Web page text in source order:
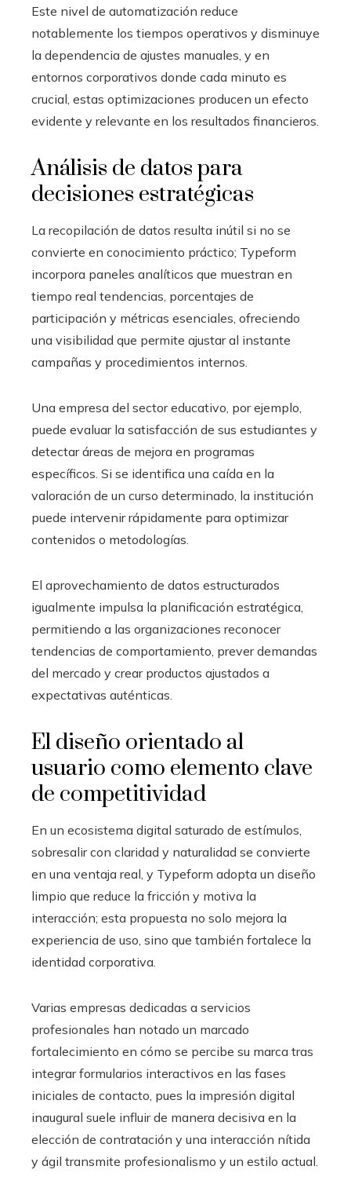
Este nivel de automatización reduce
notablemente los tiempos operativos y disminuye
la dependencia de ajustes manuales, y en
entornos corporativos donde cada minuto es
crucial, estas optimizaciones producen un efecto
evidente y relevante en los resultados financieros.
Análisis de datos para
decisiones estratégicas
La recopilación de datos resulta inútil si no se
convierte en conocimiento práctico; Typeform
incorpora paneles analíticos que muestran en
tiempo real tendencias, porcentajes de
participación y métricas esenciales, ofreciendo
una visibilidad que permite ajustar al instante
campañas y procedimientos internos.
Una empresa del sector educativo, por ejemplo,
puede evaluar la satisfacción de sus estudiantes y
detectar áreas de mejora en programas
específicos. Si se identifica una caída en la
valoración de un curso determinado, la institución
puede intervenir rápidamente para optimizar
contenidos o metodologías.
El aprovechamiento de datos estructurados
igualmente impulsa la planificación estratégica,
permitiendo a las organizaciones reconocer
tendencias de comportamiento, prever demandas
del mercado y crear productos ajustados a
expectativas auténticas.
El diseño orientado al
usuario como elemento clave
de competitividad
En un ecosistema digital saturado de estímulos,
sobresalir con claridad y naturalidad se convierte
en una ventaja real, y Typeform adopta un diseño
limpio que reduce la fricción y motiva la
interacción; esta propuesta no solo mejora la
experiencia de uso, sino que también fortalece la
identidad corporativa.
Varias empresas dedicadas a servicios
profesionales han notado un marcado
fortalecimiento en cómo se percibe su marca tras
integrar formularios interactivos en las fases
iniciales de contacto, pues la impresión digital
inaugural suele influir de manera decisiva en la
elección de contratación y una interacción nítida
y ágil transmite profesionalismo y un estilo actual.